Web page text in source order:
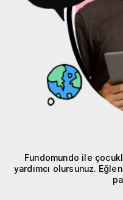
Fundomundo ile
yardımcı olursunuz.